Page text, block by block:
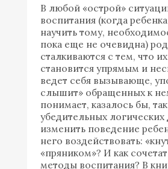
В любой «острой»
воспитания (когда
научить тому,
пока еще не очевидна)
сталкиваются с тем, что
становится упрямым и
ведет себя вызывающе,
слышит» обращенных к
понимает, казалось бы,
убедительных
изменить поведение
него воздействовать:
«пряником»? И как
методы воспитания? В